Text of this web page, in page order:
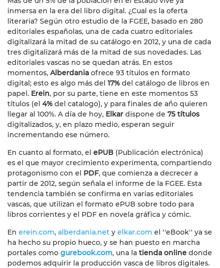
inmersa en la era del libro digital. ¿Cual es la oferta
literaria? Según otro estudio de la FGEE, basado en 280
editoriales españolas, una de cada cuatro editoriales
digitalizará la mitad de su catálogo en 2012, y una de cada
tres digitalizará más de la mitad de sus novedades. Las
editoriales vascas no se quedan atrás. En estos
momentos, Alberdania ofrece 93 títulos en formato
digital; esto es algo más del 17% del catálogo de libros en
papel. Erein, por su parte, tiene en este momentos 53
títulos (el 4% del catalogo), y para finales de año quieren
llegar al 100%. A día de hoy, Elkar dispone de 75 títulos
digitalizados, y, en plazo medio, esperan seguir
incrementando ese número.
En cuanto al formato, el ePUB (Publicación electrónica)
es el que mayor crecimiento experimenta, compartiendo
protagonismo con el PDF, que comienza a decrecer a
partir de 2012, según señala el informe de la FGEE. Esta
tendencia también se confirma en varias editoriales
vascas, que utilizan el formato ePUB sobre todo para
libros corrientes y el PDF en novela gráfica y cómic.
En erein.com, alberdania.net y elkar.com el ''eBook'' ya se
ha hecho su propio hueco, y se han puesto en marcha
portales como gurebook.com, una la tienda online donde
podemos adquirir la producción vasca de libros digitales.